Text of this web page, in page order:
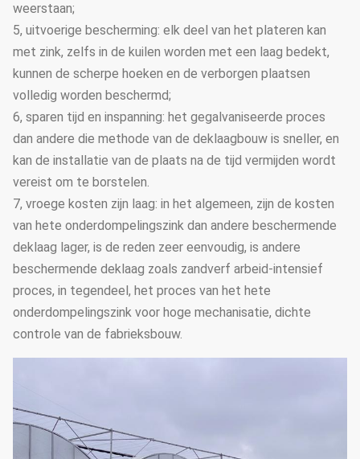
weerstaan;
5, uitvoerige bescherming: elk deel van het plateren kan
met zink, zelfs in de kuilen worden met een laag bedekt,
kunnen de scherpe hoeken en de verborgen plaatsen
volledig worden beschermd;
6, sparen tijd en inspanning: het gegalvaniseerde proces
dan andere die methode van de deklaagbouw is sneller, en
kan de installatie van de plaats na de tijd vermijden wordt
vereist om te borstelen.
7, vroege kosten zijn laag: in het algemeen, zijn de kosten
van hete onderdompelingszink dan andere beschermende
deklaag lager, is de reden zeer eenvoudig, is andere
beschermende deklaag zoals zandverf arbeid-intensief
proces, in tegendeel, het proces van het hete
onderdompelingszink voor hoge mechanisatie, dichte
controle van de fabrieksbouw.